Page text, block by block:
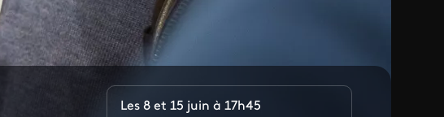
Les 8 et 15 juin à 17h45